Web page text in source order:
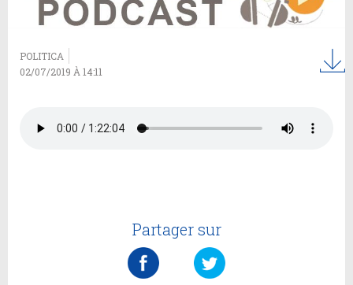
POLITICA
02/07/2019 À 14:11
Partager sur